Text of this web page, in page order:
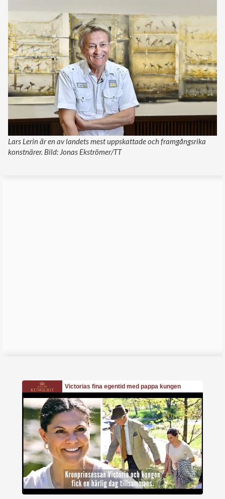
Lars Lerin är en av landets mest uppskattade och framgångsrika
konstnärer. Bild: Jonas Ekströmer/TT